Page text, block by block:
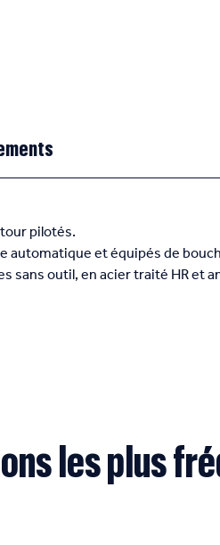
pilotés.
automatique et équipés de
sans outil, en acier traité HR et
les plus